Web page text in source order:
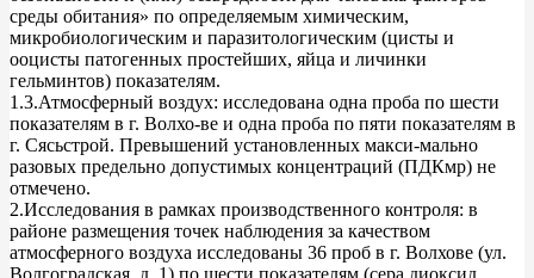
среды обитания» по определяемым химическим,
микробиологическим и паразитологическим (цисты и
ооцисты патогенных простейших, яйца и личинки
гельминтов) показателям.
1.3.Атмосферный воздух: исследована одна проба по шести
показателям в г. Волхо-ве и одна проба по пяти показателям в
г. Сясьстрой. Превышений установленных макси-мально
разовых предельно допустимых концентраций (ПДКмр) не
отмечено.
2.Исследования в рамках производственного контроля: в
районе размещения точек наблюдения за качеством
атмосферного воздуха исследованы 36 проб в г. Волхове (ул.
Волгоградская, д. 1) по шести показателям (сера диоксид,